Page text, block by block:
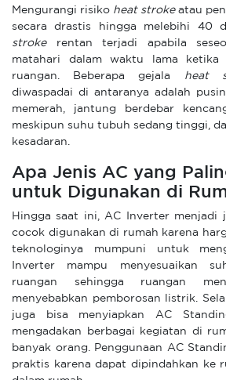
Mengurangi risiko heat stroke atau
secara drastis hingga melebihi 40
stroke
rentan terjadi apabila
matahari dalam waktu lama
ruangan. Beberapa gejala
heat
diwaspadai di antaranya adalah
memerah, jantung berdebar
meskipun suhu tubuh sedang tinggi,
kesadaran.
Apa Jenis AC yang
untuk Digunakan di
Hingga saat ini, AC Inverter menjadi
cocok digunakan di rumah karena
teknologinya mumpuni untuk
Inverter mampu menyesuaikan
ruangan sehingga ruangan
menyebabkan pemborosan listrik.
juga bisa menyiapkan AC
mengadakan berbagai kegiatan di
banyak orang. Penggunaan AC
praktis karena dapat dipindahkan ke